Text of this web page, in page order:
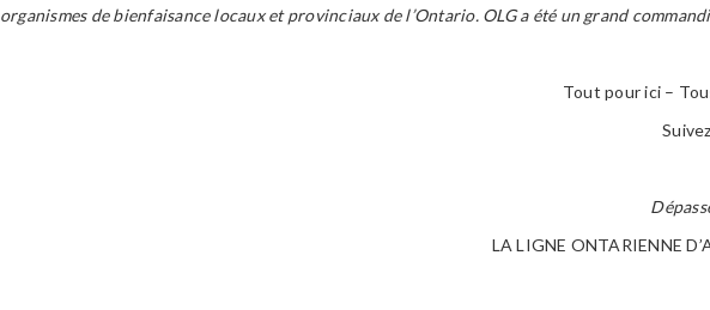
organismes de bienfaisance locaux et provinciaux de l’Ontario. OLG a été un grand
Tout pour ici –
LA LIGNE ONTARIENNE